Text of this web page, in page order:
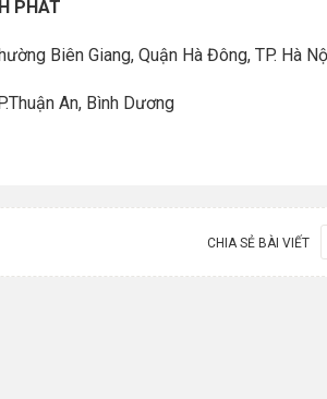
PHÁT
Biên Giang, Quận Hà Đông, TP. Hà
An, Bình Dương
CHIA SẺ BÀI VIẾT